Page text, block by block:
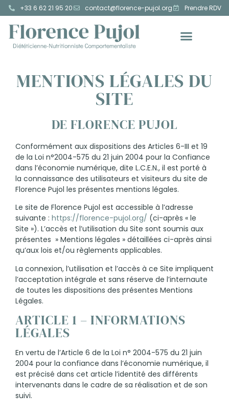
+33 6 62 21 95 20 contact@florence-pujol.org Prendre RDV
MENTIONS LÉGALES DU
SITE
DE FLORENCE PUJOL
Conformément aux dispositions des Articles 6-III et 19
de la Loi n°2004-575 du 21 juin 2004 pour la Confiance
dans l’économie numérique, dite L.C.E.N., il est porté à
la connaissance des utilisateurs et visiteurs du site de
Florence Pujol les présentes mentions légales.
Le site de Florence Pujol est accessible à l’adresse
suivante : https://florence-pujol.org/ (ci-après « le
Site »). L’accès et l’utilisation du Site sont soumis aux
présentes » Mentions légales » détaillées ci-après ainsi
qu’aux lois et/ou règlements applicables.
La connexion, l’utilisation et l’accès à ce Site impliquent
l’acceptation intégrale et sans réserve de l’internaute
de toutes les dispositions des présentes Mentions
Légales.
ARTICLE 1 – INFORMATIONS
LÉGALES
En vertu de l’Article 6 de la Loi n° 2004-575 du 21 juin
2004 pour la confiance dans l’économie numérique, il
est précisé dans cet article l’identité des différents
intervenants dans le cadre de sa réalisation et de son
suivi.